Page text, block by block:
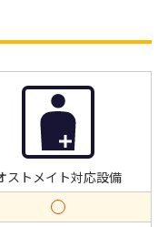
ストメイト対応設備